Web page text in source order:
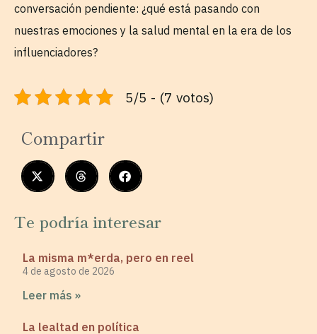
conversación pendiente: ¿qué está pasando con
nuestras emociones y la salud mental en la era de los
influenciadores?
5/5 - (7 votos)
Compartir
Te podría interesar
La misma m*erda, pero en reel
4 de agosto de 2026
Leer más »
La lealtad en política